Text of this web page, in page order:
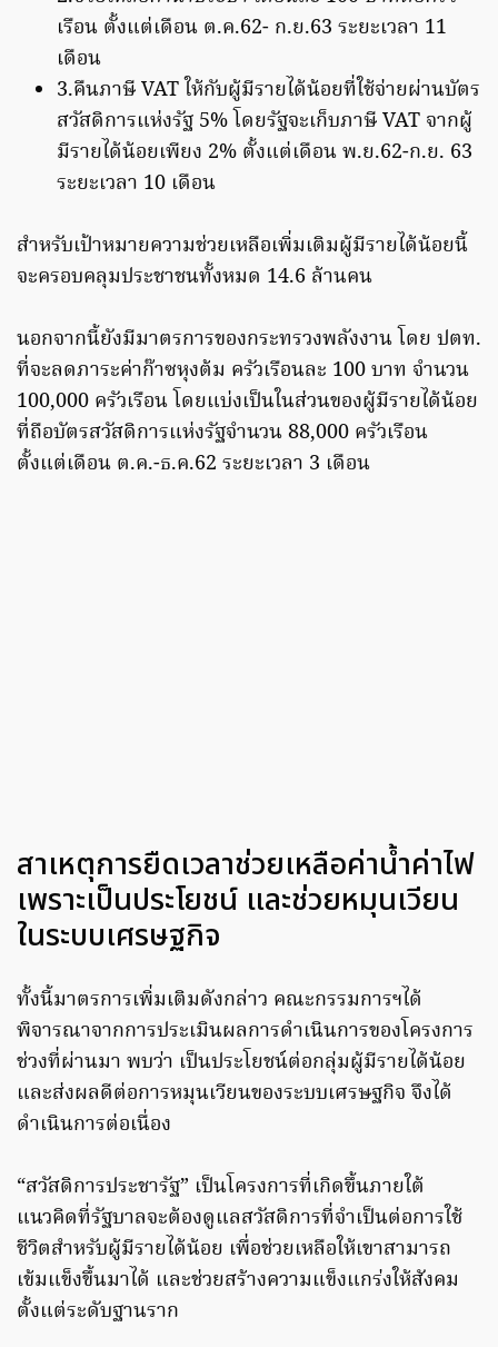
เรือน ตั้งแต่เดือน ต.ค.62- ก.ย.63 ระยะเวลา 11
เดือน
3.คืนภาษี VAT ให้กับผู้มีรายได้น้อยที่ใช้จ่ายผ่านบัตร
สวัสดิการแห่งรัฐ 5% โดยรัฐจะเก็บภาษี VAT จากผู้
มีรายได้น้อยเพียง 2% ตั้งแต่เดือน พ.ย.62-ก.ย. 63
ระยะเวลา 10 เดือน
สำหรับเป้าหมายความช่วยเหลือเพิ่มเติมผู้มีรายได้น้อยนี้
จะครอบคลุมประชาชนทั้งหมด 14.6 ล้านคน
นอกจากนี้ยังมีมาตรการของกระทรวงพลังงาน โดย ปตท.
ที่จะลดภาระค่าก๊าซหุงต้ม ครัวเรือนละ 100 บาท จำนวน
100,000 ครัวเรือน โดยแบ่งเป็นในส่วนของผู้มีรายได้น้อย
ที่ถือบัตรสวัสดิการแห่งรัฐจำนวน 88,000 ครัวเรือน
ตั้งแต่เดือน ต.ค.-ธ.ค.62 ระยะเวลา 3 เดือน
สาเหตุการยืดเวลาช่วยเหลือค่าน้ำค่าไฟ
เพราะเป็นประโยชน์ และช่วยหมุนเวียน
ในระบบเศรษฐกิจ
ทั้งนี้มาตรการเพิ่มเติมดังกล่าว คณะกรรมการฯได้
พิจารณาจากการประเมินผลการดำเนินการของโครงการ
ช่วงที่ผ่านมา พบว่า เป็นประโยชน์ต่อกลุ่มผู้มีรายได้น้อย
และส่งผลดีต่อการหมุนเวียนของระบบเศรษฐกิจ จึงได้
ดำเนินการต่อเนื่อง
“สวัสดิการประชารัฐ” เป็นโครงการที่เกิดขึ้นภายใต้
แนวคิดที่รัฐบาลจะต้องดูแลสวัสดิการที่จำเป็นต่อการใช้
ชีวิตสำหรับผู้มีรายได้น้อย เพื่อช่วยเหลือให้เขาสามารถ
เข้มแข็งขึ้นมาได้ และช่วยสร้างความแข็งแกร่งให้สังคม
ตั้งแต่ระดับฐานราก